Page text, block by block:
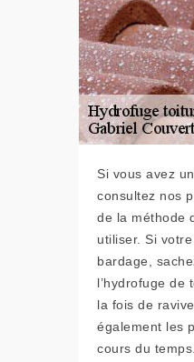
Si vous avez
consultez nos
de la méthode
utiliser. Si
bardage,
l’hydrofuge de
la fois de
également les
cours du